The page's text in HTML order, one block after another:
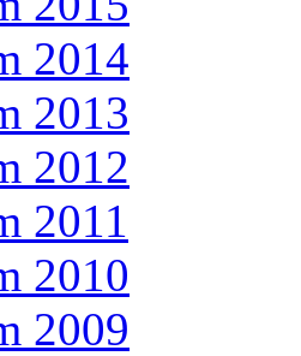
2014
2013
2012
2011
2010
2009